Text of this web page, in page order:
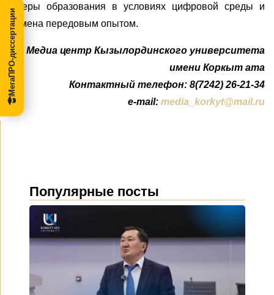
сферы образования в условиях цифровой среды и
обмена передовым опытом.
Медиа центр Кызылординского университета
имени Коркыт ата
Контактный телефон: 8(7242) 26-21-34
e-mail: media_korkyt@mail.ru
Популярные посты
МегаПРО-диссертации